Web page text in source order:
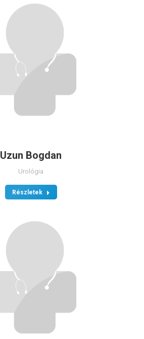
Uzun Bogdan
Urológia
Részletek